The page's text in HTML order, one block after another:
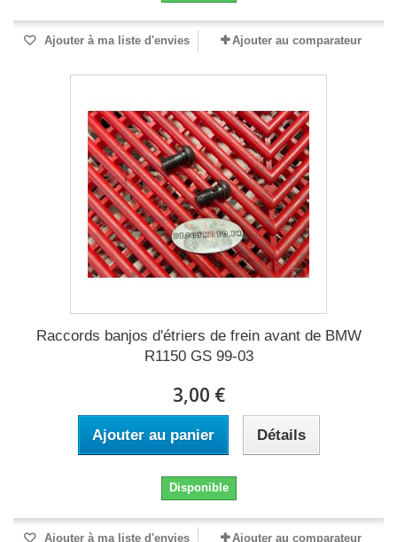
Ajouter à ma liste d'envies Ajouter au comparateur
Raccords banjos d'étriers de frein avant de BMW
R1150 GS 99-03
3,00 €
Ajouter au panier Détails
Disponible
Ajouter à ma liste d'envies Ajouter au comparateur